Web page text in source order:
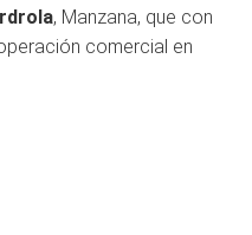
, Manzana, que con
comercial en